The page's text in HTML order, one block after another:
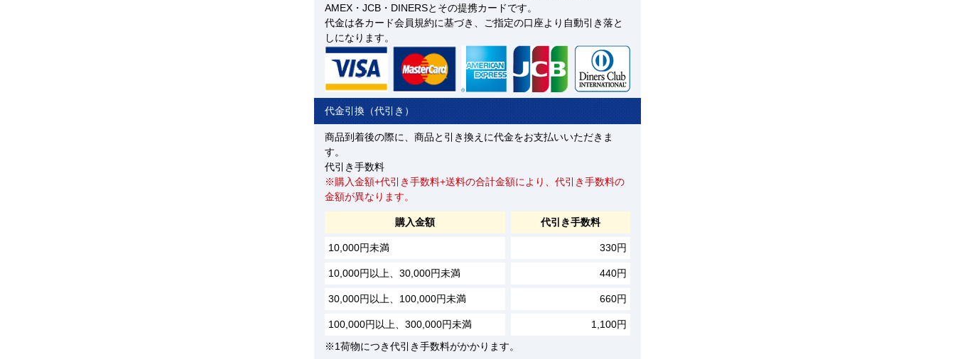
AMEX・JCB・DINERSとその提携カードです。
代金は各カード会員規約に基づき、ご指定の口座より自動引き落と
しになります。
代金引換（代引き）
商品到着後の際に、商品と引き換えに代金をお支払いいただきま
す。
代引き手数料
※購入金額+代引き手数料+送料の合計金額により、代引き手数料の
金額が異なります。
購入金額 代引き手数料
10,000円未満 330円
10,000円以上、30,000円未満 440円
30,000円以上、100,000円未満 660円
100,000円以上、300,000円未満
1,100円
※1荷物につき代引き手数料がかかります。